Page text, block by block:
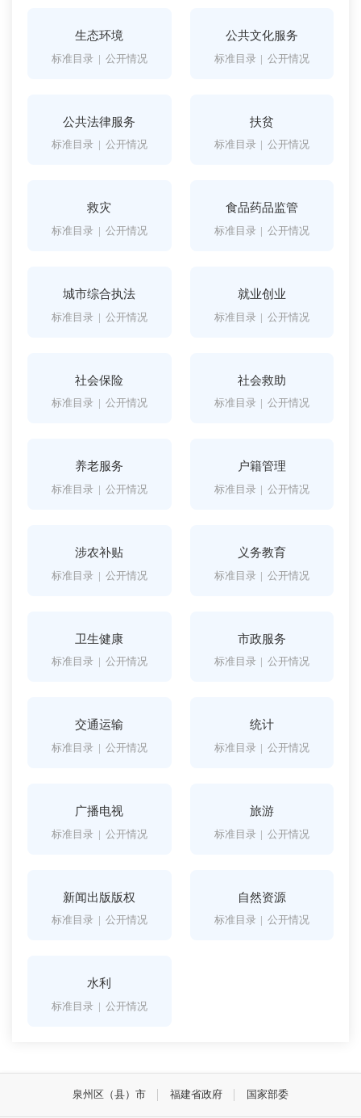
生态环境
标准目录 | 公开情况
公共文化服务
标准目录 | 公开情况
公共法律服务
标准目录 | 公开情况
扶贫
标准目录 | 公开情况
救灾
标准目录 | 公开情况
食品药品监管
标准目录 | 公开情况
城市综合执法
标准目录 | 公开情况
就业创业
标准目录 | 公开情况
社会保险
标准目录 | 公开情况
社会救助
标准目录 | 公开情况
养老服务
标准目录 | 公开情况
户籍管理
标准目录 | 公开情况
涉农补贴
标准目录 | 公开情况
义务教育
标准目录 | 公开情况
卫生健康
标准目录 | 公开情况
市政服务
标准目录 | 公开情况
交通运输
标准目录 | 公开情况
统计
标准目录 | 公开情况
广播电视
标准目录 | 公开情况
旅游
标准目录 | 公开情况
新闻出版版权
标准目录 | 公开情况
自然资源
标准目录 | 公开情况
水利
标准目录 | 公开情况
泉州区（县）市 福建省政府 国家部委